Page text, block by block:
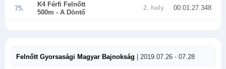
75.
K4 Férfi Felnőtt
500m - A Döntő
2. hely 00:01:27.348
Felnőtt Gyorsasági Magyar Bajnokság | 2019.07.26 - 07.28